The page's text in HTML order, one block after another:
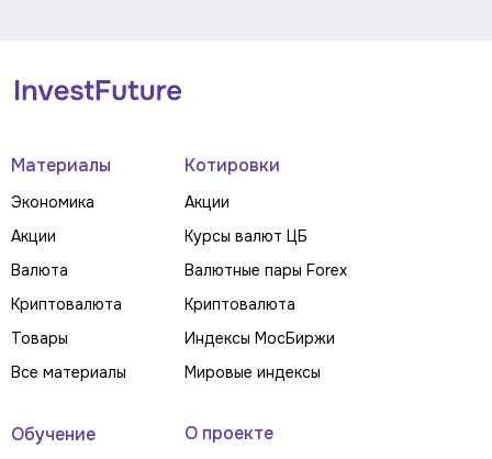
Материалы
Экономика
Акции
Валюта
Криптовалюта
Товары
Все материалы
Котировки
Акции
Курсы валют ЦБ
Валютные пары Forex
Криптовалюта
Индексы МосБиржи
Мировые индексы
Обучение О проекте